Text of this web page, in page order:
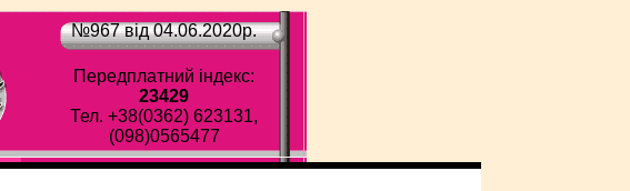
№967 від 04.06.2020p.
Передплатний індекс:
23429
Тел. +38(0362) 623131,
(098)0565477